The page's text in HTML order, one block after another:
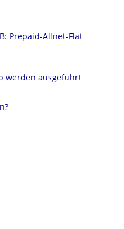
Prepaid-Allnet-Flat
werden ausgeführt